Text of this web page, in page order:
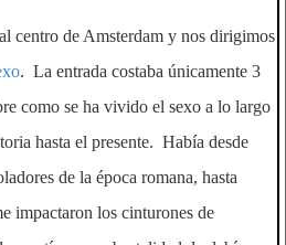
centro de Amsterdam y nos dirigimos
. La entrada costaba únicamente 3
como se ha vivido el sexo a lo largo
hasta el presente. Había desde
de la época romana, hasta
impactaron los cinturones de